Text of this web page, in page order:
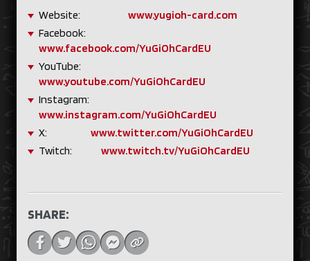
Website: www.yugioh-card.com
Facebook:
www.facebook.com/YuGiOhCardEU
YouTube:
www.youtube.com/YuGiOhCardEU
Instagram:
www.instagram.com/YuGiOhCardEU
X: www.twitter.com/YuGiOhCardEU
Twitch: www.twitch.tv/YuGiOhCardEU
SHARE: